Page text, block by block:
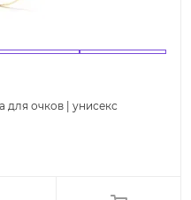
для очков | унисекс